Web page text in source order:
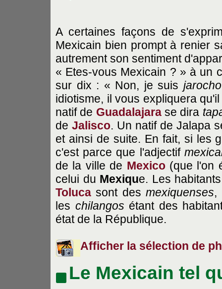
A certaines façons de
Mexicain bien prompt à renier
autrement son sentiment
« Etes-vous Mexicain ? » à un
sur dix : « Non, je suis jarocho
idiotisme, il vous expliquera
natif de Guadalajarase dira
de Jalisco. Un natif de Jalapa
et ainsi de suite. En fait, si les
c'est parce que l'adjectif
de la ville de Mexico(que l'on
celui du Mexique. Les
Toluca sont des mexiquenses,
les chilangos étant des
état de la République.
Afficher la sélection de
Le Mexicain tel